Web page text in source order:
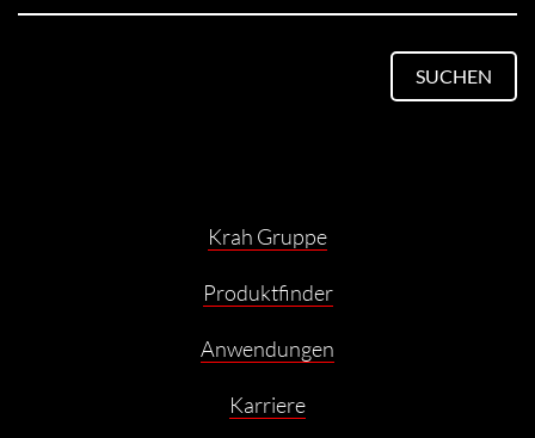
SUCHEN
Krah Gruppe
Produktfinder
Anwendungen
Karriere